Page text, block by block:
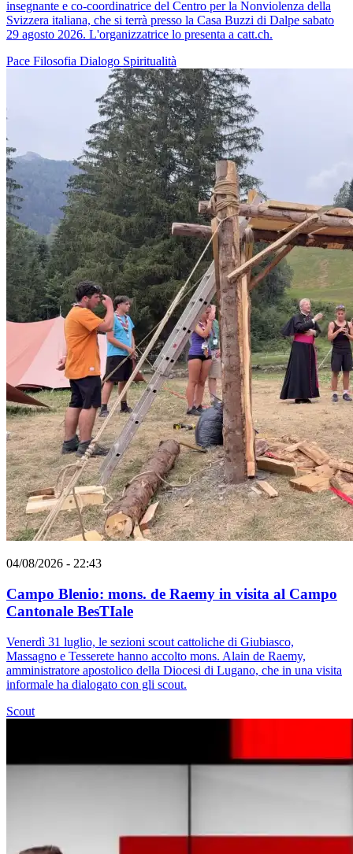
insegnante e co-coordinatrice del Centro per la Nonviolenza della
Svizzera italiana, che si terrà presso la Casa Buzzi di Dalpe sabato
29 agosto 2026. L'organizzatrice lo presenta a catt.ch.
Pace Filosofia Dialogo Spiritualità
04/08/2026 - 22:43
Campo Blenio: mons. de Raemy in visita al Campo
Cantonale BesTIale
Venerdì 31 luglio, le sezioni scout cattoliche di Giubiasco,
Massagno e Tesserete hanno accolto mons. Alain de Raemy,
amministratore apostolico della Diocesi di Lugano, che in una visita
informale ha dialogato con gli scout.
Scout